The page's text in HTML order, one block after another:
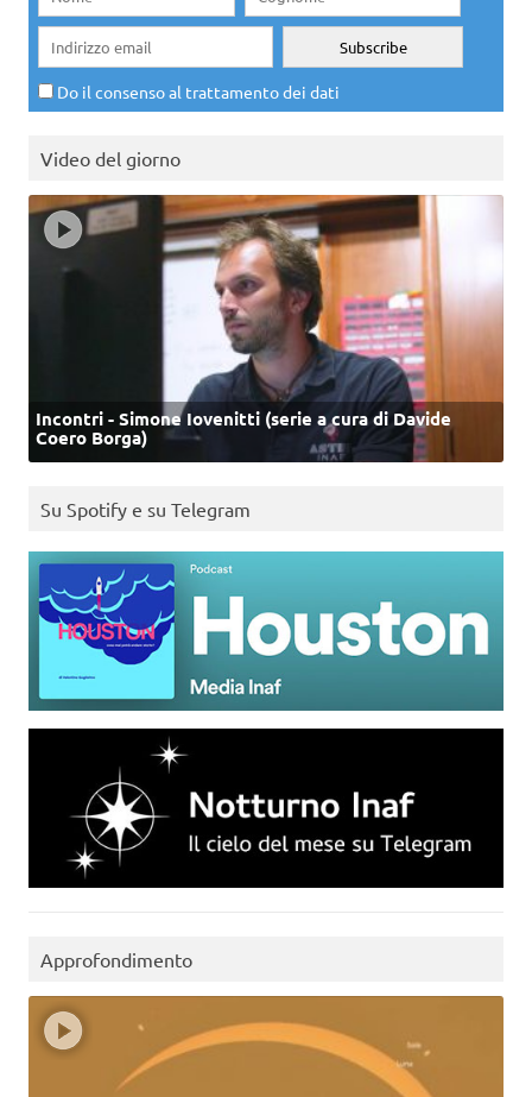
Do il consenso al trattamento dei dati
Video del giorno
Incontri - Simone Iovenitti (serie a cura di Davide
Coero Borga)
Su Spotify e su Telegram
Approfondimento